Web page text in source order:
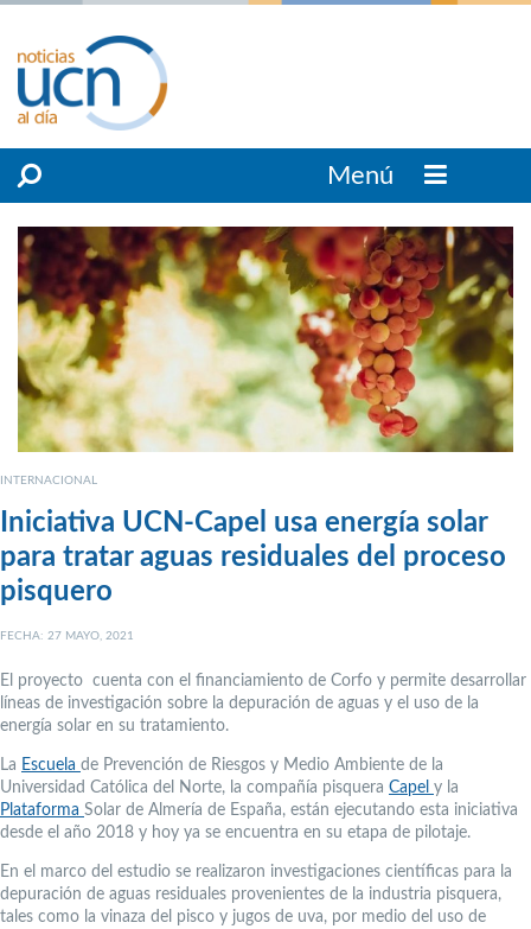
Menú
INTERNACIONAL
Iniciativa UCN-Capel usa energía solar
para tratar aguas residuales del proceso
pisquero
FECHA: 27 MAYO, 2021
El proyecto cuenta con el financiamiento de Corfo y permite desarrollar
líneas de investigación sobre la depuración de aguas y el uso de la
energía solar en su tratamiento.
La Escuela de Prevención de Riesgos y Medio Ambiente de la
Universidad Católica del Norte, la compañía pisquera Capel y la
Plataforma Solar de Almería de España, están ejecutando esta iniciativa
desde el año 2018 y hoy ya se encuentra en su etapa de pilotaje.
En el marco del estudio se realizaron investigaciones científicas para la
depuración de aguas residuales provenientes de la industria pisquera,
tales como la vinaza del pisco y jugos de uva, por medio del uso de